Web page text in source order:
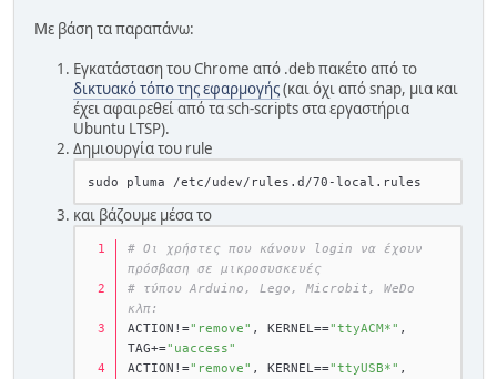
Με βάση τα παραπάνω:
Εγκατάσταση του Chrome από .deb πακέτο από το
δικτυακό τόπο της εφαρμογής(και όχι από snap, μια και
έχει αφαιρεθεί από τα sch-scripts στα εργαστήρια
Ubuntu LTSP).
Δημιουργία του rule
και βάζουμε μέσα το
# Οι χρήστες που κάνουν login να έχουν
πρόσβαση σε μικροσυσκευές
# τύπου Arduino, Lego, Microbit, WeDo
κλπ:
ACTION!="remove" , KERNEL=="ttyACM*" ,
TAG+="uaccess"
ACTION!="remove" , KERNEL=="ttyUSB*" ,